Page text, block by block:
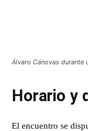
Álvaro Cánovas durante
Horario y
El encuentro se